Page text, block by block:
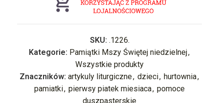
SKU: .1226.
Kategorie: Pamiątki Mszy Świętej niedzielnej,
Wszystkie produkty
Znaczników: artykuly liturgiczne, dzieci, hurtownia,
pamiatki, pierwsy piatek miesiaca, pomoce
duszpasterskie